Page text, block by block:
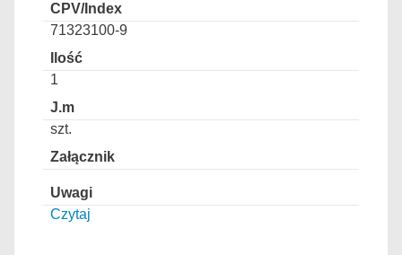
71323100-9
1
szt.
Czytaj